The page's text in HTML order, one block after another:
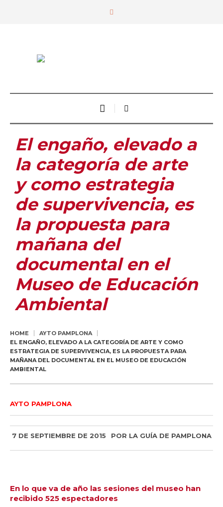
El engaño, elevado a
la categoría de arte
y como estrategia
de supervivencia, es
la propuesta para
mañana del
documental en el
Museo de Educación
Ambiental
HOME
AYTO PAMPLONA
EL ENGAÑO, ELEVADO A LA CATEGORÍA DE ARTE Y COMO
ESTRATEGIA DE SUPERVIVENCIA, ES LA PROPUESTA PARA
MAÑANA DEL DOCUMENTAL EN EL MUSEO DE EDUCACIÓN
AMBIENTAL
AYTO PAMPLONA
7 DE SEPTIEMBRE DE 2015 POR LA GUÍA DE PAMPLONA
En lo que va de año las sesiones del museo han
recibido 525 espectadores